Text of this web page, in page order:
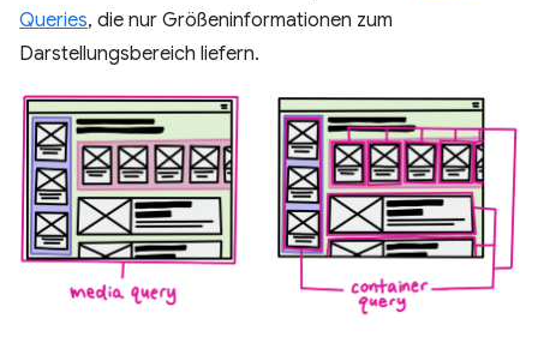
Queries, die nur Größeninformationen zum
Darstellungsbereich liefern.